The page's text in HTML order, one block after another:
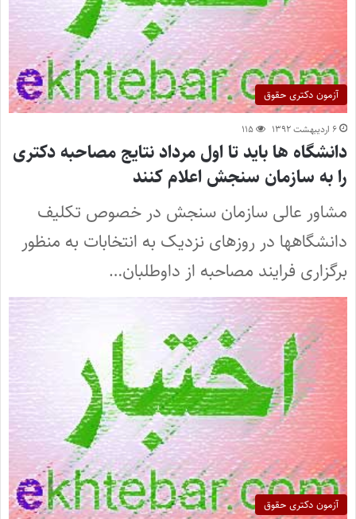
آزمون دکتری حقوق
۶ اردیبهشت ۱۳۹۲ ۱۱۵
دانشگاه ها باید تا اول مرداد نتایج مصاحبه دکتری
را به سازمان سنجش اعلام کنند
مشاور عالی سازمان سنجش در خصوص تکلیف
دانشگاهها در روزهای نزدیک به انتخابات به منظور
برگزاری فرایند مصاحبه از داوطلبان…
آزمون دکتری حقوق